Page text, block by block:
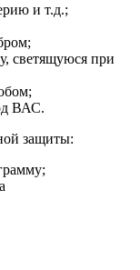
и т.д.;
светящуюся при
ВАС.
защиты: